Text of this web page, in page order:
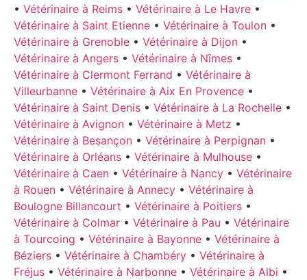
• Vétérinaire à Reims • Vétérinaire à Le Havre •
Vétérinaire à Saint Etienne • Vétérinaire à Toulon •
Vétérinaire à Grenoble • Vétérinaire à Dijon •
Vétérinaire à Angers • Vétérinaire à Nîmes •
Vétérinaire à Clermont Ferrand • Vétérinaire à
Villeurbanne • Vétérinaire à Aix En Provence •
Vétérinaire à Saint Denis • Vétérinaire à La Rochelle •
Vétérinaire à Avignon • Vétérinaire à Metz •
Vétérinaire à Besançon • Vétérinaire à Perpignan •
Vétérinaire à Orléans • Vétérinaire à Mulhouse •
Vétérinaire à Caen • Vétérinaire à Nancy • Vétérinaire
à Rouen • Vétérinaire à Annecy • Vétérinaire à
Boulogne Billancourt • Vétérinaire à Poitiers •
Vétérinaire à Colmar • Vétérinaire à Pau • Vétérinaire
à Tourcoing • Vétérinaire à Bayonne • Vétérinaire à
Béziers • Vétérinaire à Chambéry • Vétérinaire à
Fréjus • Vétérinaire à Narbonne • Vétérinaire à Albi •